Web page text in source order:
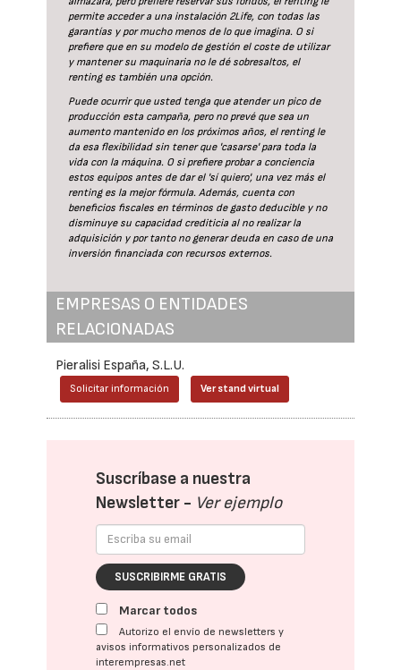
permite acceder a una instalación 2Life, con todas las
garantías y por mucho menos de lo que imagina. O si
prefiere que en su modelo de gestión el coste de utilizar
y mantener su maquinaria no le dé sobresaltos, el
renting es también una opción.
Puede ocurrir que usted tenga que atender un pico de
producción esta campaña, pero no prevé que sea un
aumento mantenido en los próximos años, el renting le
da esa flexibilidad sin tener que 'casarse' para toda la
vida con la máquina. O si prefiere probar a conciencia
estos equipos antes de dar el 'sí quiero', una vez más el
renting es la mejor fórmula. Además, cuenta con
beneficios fiscales en términos de gasto deducible y no
disminuye su capacidad crediticia al no realizar la
adquisición y por tanto no generar deuda en caso de una
inversión financiada con recursos externos.
EMPRESAS O ENTIDADES
RELACIONADAS
Pieralisi España, S.L.U.
Solicitar información Ver stand virtual
Suscríbase a nuestra
Newsletter - Ver ejemplo
SUSCRIBIRME GRATIS
Marcar todos
Autorizo el envío de newsletters y
avisos informativos personalizados de
interempresas.net